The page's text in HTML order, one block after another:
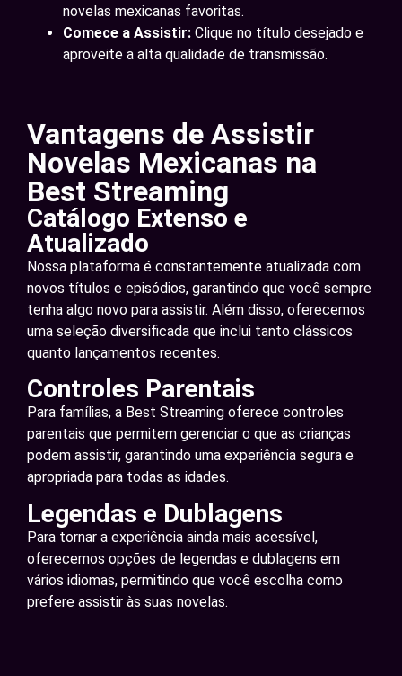
novelas mexicanas favoritas.
Comece a Assistir: Clique no título desejado e
aproveite a alta qualidade de transmissão.
Vantagens de Assistir
Novelas Mexicanas na
Best Streaming
Catálogo Extenso e
Atualizado
Nossa plataforma é constantemente atualizada com
novos títulos e episódios, garantindo que você sempre
tenha algo novo para assistir. Além disso, oferecemos
uma seleção diversificada que inclui tanto clássicos
quanto lançamentos recentes.
Controles Parentais
Para famílias, a Best Streaming oferece controles
parentais que permitem gerenciar o que as crianças
podem assistir, garantindo uma experiência segura e
apropriada para todas as idades.
Legendas e Dublagens
Para tornar a experiência ainda mais acessível,
oferecemos opções de legendas e dublagens em
vários idiomas, permitindo que você escolha como
prefere assistir às suas novelas.